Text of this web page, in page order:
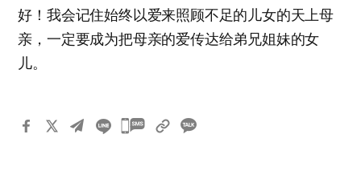
好！我会记住始终以爱来照顾不足的儿女的天上母
亲，一定要成为把母亲的爱传达给弟兄姐妹的女
儿。
카